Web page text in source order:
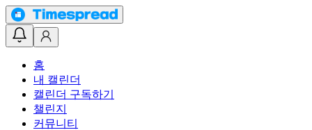
홈
내 캘린더
캘린더 구독하기
챌린지
커뮤니티